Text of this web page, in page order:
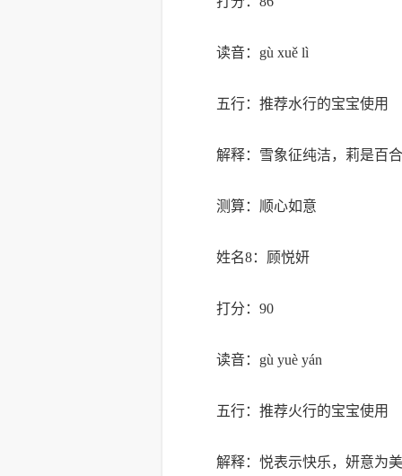
读音：gù xuě lì
五行：推荐水行的宝宝使用
解释：雪象征纯洁，莉是百
测算：顺心如意
姓名8：顾悦妍
打分：90
读音：gù yuè yán
五行：推荐火行的宝宝使用
解释：悦表示快乐，妍意为